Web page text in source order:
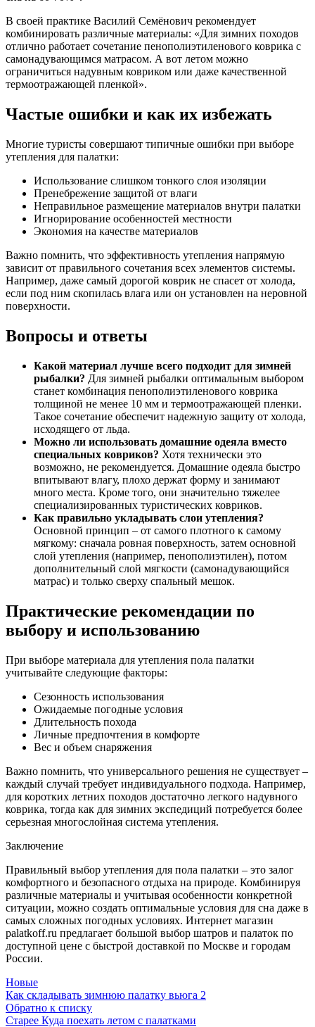
В своей практике Василий Семёнович рекомендует
комбинировать различные материалы: «Для зимних походов
отлично работает сочетание пенополиэтиленового коврика с
самонадувающимся матрасом. А вот летом можно
ограничиться надувным ковриком или даже качественной
термоотражающей пленкой».
Частые ошибки и как их избежать
Многие туристы совершают типичные ошибки при выборе
утепления для палатки:
Использование слишком тонкого слоя изоляции
Пренебрежение защитой от влаги
Неправильное размещение материалов внутри палатки
Игнорирование особенностей местности
Экономия на качестве материалов
Важно помнить, что эффективность утепления напрямую
зависит от правильного сочетания всех элементов системы.
Например, даже самый дорогой коврик не спасет от холода,
если под ним скопилась влага или он установлен на неровной
поверхности.
Вопросы и ответы
Какой материал лучше всего подходит для зимней
рыбалки? Для зимней рыбалки оптимальным выбором
станет комбинация пенополиэтиленового коврика
толщиной не менее 10 мм и термоотражающей пленки.
Такое сочетание обеспечит надежную защиту от холода,
исходящего от льда.
Можно ли использовать домашние одеяла вместо
специальных ковриков? Хотя технически это
возможно, не рекомендуется. Домашние одеяла быстро
впитывают влагу, плохо держат форму и занимают
много места. Кроме того, они значительно тяжелее
специализированных туристических ковриков.
Как правильно укладывать слои утепления?
Основной принцип – от самого плотного к самому
мягкому: сначала ровная поверхность, затем основной
слой утепления (например, пенополиэтилен), потом
дополнительный слой мягкости (самонадувающийся
матрас) и только сверху спальный мешок.
Практические рекомендации по
выбору и использованию
При выборе материала для утепления пола палатки
учитывайте следующие факторы:
Сезонность использования
Ожидаемые погодные условия
Длительность похода
Личные предпочтения в комфорте
Вес и объем снаряжения
Важно помнить, что универсального решения не существует –
каждый случай требует индивидуального подхода. Например,
для коротких летних походов достаточно легкого надувного
коврика, тогда как для зимних экспедиций потребуется более
серьезная многослойная система утепления.
Заключение
Правильный выбор утепления для пола палатки – это залог
комфортного и безопасного отдыха на природе. Комбинируя
различные материалы и учитывая особенности конкретной
ситуации, можно создать оптимальные условия для сна даже в
самых сложных погодных условиях. Интернет магазин
palatkoff.ru предлагает большой выбор шатров и палаток по
доступной цене с быстрой доставкой по Москве и городам
России.
Новые
Как складывать зимнюю палатку вьюга 2
Обратно к списку
Старее Куда поехать летом с палатками